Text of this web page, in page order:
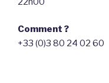
Comment ?
+33 (0)3 80 24 02 60